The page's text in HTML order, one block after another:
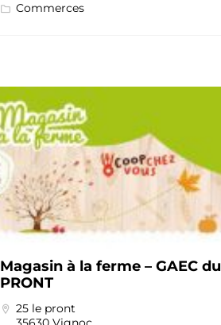
Commerces
Magasin à la ferme – GAEC du
PRONT
25 le pront